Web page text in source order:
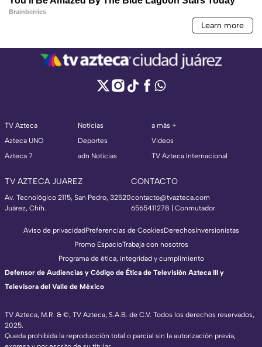
TV Azteca
Azteca UNO
Azteca 7
Noticias
Deportes
adn Noticias
a más +
Videos
TV Azteca Internacional
TV AZTECA JUAREZ
Av. Tecnológico 2115, San Pedro, 32520
Juárez, Chih.
CONTACTO
contacto@tvazteca.com
6565411278 | Conmutador
TV Azteca, M.R. & ©, TV Azteca, S.A.B. de C.V. Todos los derechos reservados,
2025.
Queda prohibida la reproducción total o parcial sin la autorización previa,
Aviso de privacidadPreferencias de CookiesDerechosInversionistas
Promo EspacioTrabaja con nosotros
Programa de ética, integridad y cumplimiento
Defensor de Audiencias y Código de Ética de Televisión Azteca III y
Televisora del Valle de México